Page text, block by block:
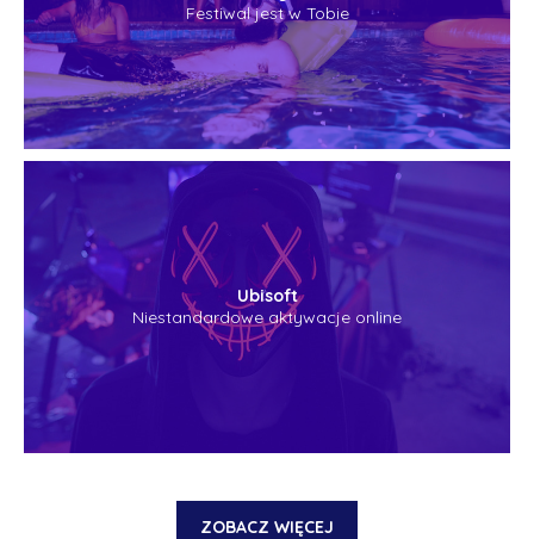
Festiwal jest w Tobie
Ubisoft
Niestandardowe aktywacje online
ZOBACZ WIĘCEJ